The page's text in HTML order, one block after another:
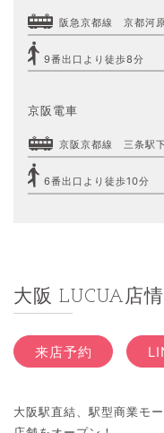
阪急京都線 京都河
9番出口より徒歩8分
京阪電車
京阪京都線 三条駅
6番出口より徒歩10分
大阪 LUCUA店
来店予約
大阪駅直結、駅型商業モ